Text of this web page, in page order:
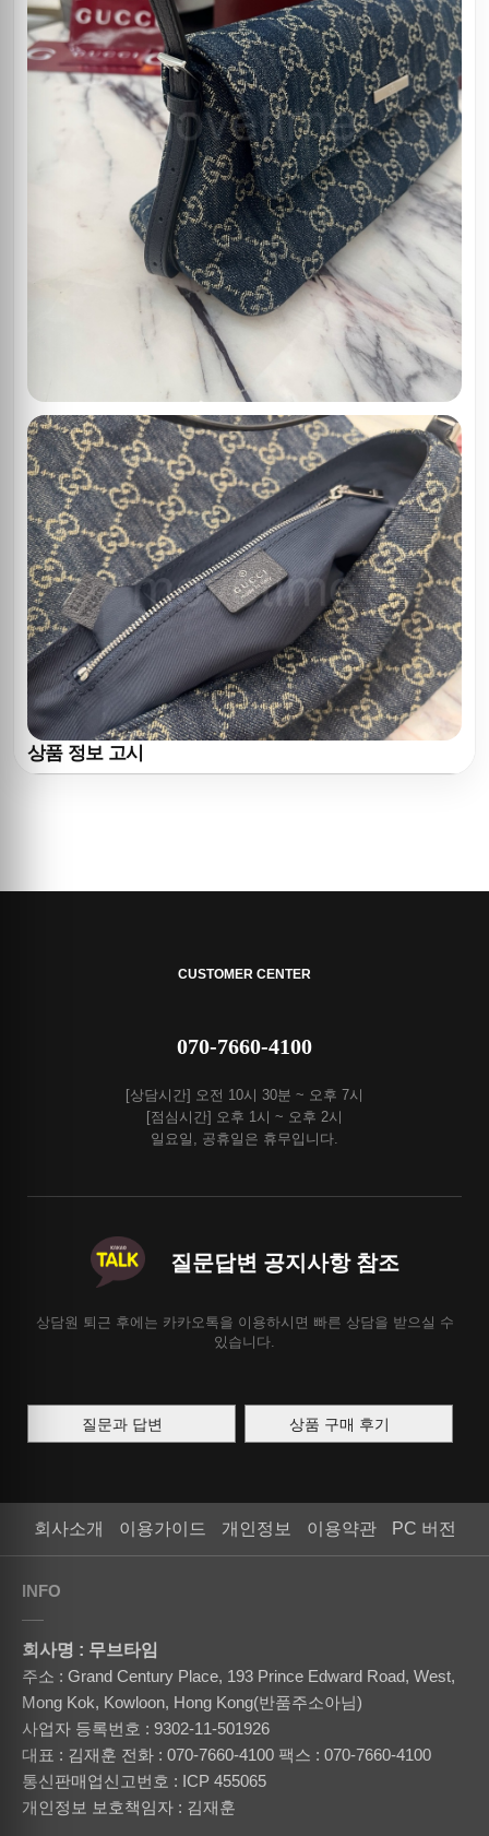
상품 정보 고시
CUSTOMER CENTER
070-7660-4100
[상담시간] 오전 10시 30분 ~ 오후 7시
[점심시간] 오후 1시 ~ 오후 2시
일요일, 공휴일은 휴무입니다.
질문답변 공지사항 참조
상담원 퇴근 후에는 카카오톡을 이용하시면 빠른 상담을 받으실 수
있습니다.
질문과 답변 상품 구매 후기
회사소개 이용가이드 개인정보 이용약관 PC 버전
INFO
회사명 : 무브타임
주소 : Grand Century Place, 193 Prince Edward Road, West,
Mong Kok, Kowloon, Hong Kong(반품주소아님)
사업자 등록번호 : 9302-11-501926
대표 : 김재훈 전화 : 070-7660-4100 팩스 : 070-7660-4100
통신판매업신고번호 : ICP 455065
개인정보 보호책임자 : 김재훈